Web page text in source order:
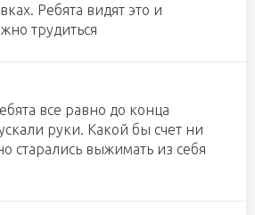
Ребята видят это и
трудиться
все равно до конца
руки. Какой бы счет ни
старались выжимать из себя